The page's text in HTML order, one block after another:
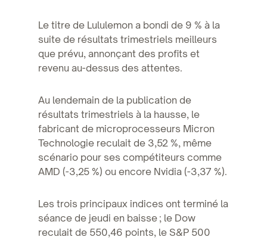
Le titre de Lululemon a bondi de 9 % à la
suite de résultats trimestriels meilleurs
que prévu, annonçant des profits et
revenu au-dessus des attentes.
Au lendemain de la publication de
résultats trimestriels à la hausse, le
fabricant de microprocesseurs Micron
Technologie reculait de 3,52 %, même
scénario pour ses compétiteurs comme
AMD (-3,25 %) ou encore Nvidia (-3,37 %).
Les trois principaux indices ont terminé la
séance de jeudi en baisse ; le Dow
reculait de 550,46 points, le S&P 500